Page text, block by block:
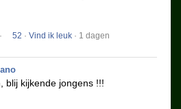
· 52 · Vind ik leuk · 1 dagen
blij kijkende jongens !!!